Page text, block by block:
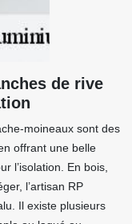
de rive
moineaux sont des
offrant une belle
l’isolation. En bois,
l’artisan RP
Il existe plusieurs